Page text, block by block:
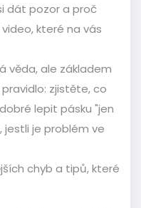
dát pozor a proč
které na vás
věda, ale základem
zjistěte, co
lepit pásku "jen
je problém ve
chyb a tipů, které